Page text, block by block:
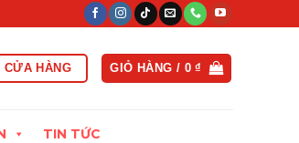
Xuất hóa đơn VAT đầy đủ Thu cũ đổi
CỬA HÀNG GIỎ HÀNG / 0₫
TIN TỨC